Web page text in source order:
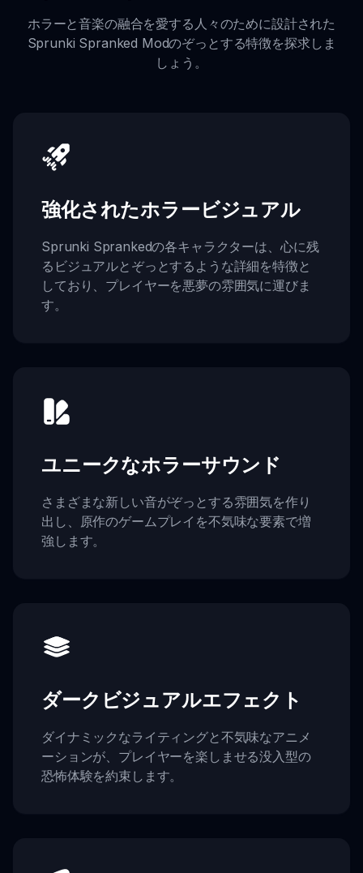
ホラーと音楽の融合を愛する人々のために設計された
Sprunki Spranked Modのぞっとする特徴を探求しま
しょう。
強化されたホラービジュアル
Sprunki Sprankedの各キャラクターは、心に残
るビジュアルとぞっとするような詳細を特徴と
しており、プレイヤーを悪夢の雰囲気に運びま
す。
ユニークなホラーサウンド
さまざまな新しい音がぞっとする雰囲気を作り
出し、原作のゲームプレイを不気味な要素で増
強します。
ダークビジュアルエフェクト
ダイナミックなライティングと不気味なアニメ
ーションが、プレイヤーを楽しませる没入型の
恐怖体験を約束します。